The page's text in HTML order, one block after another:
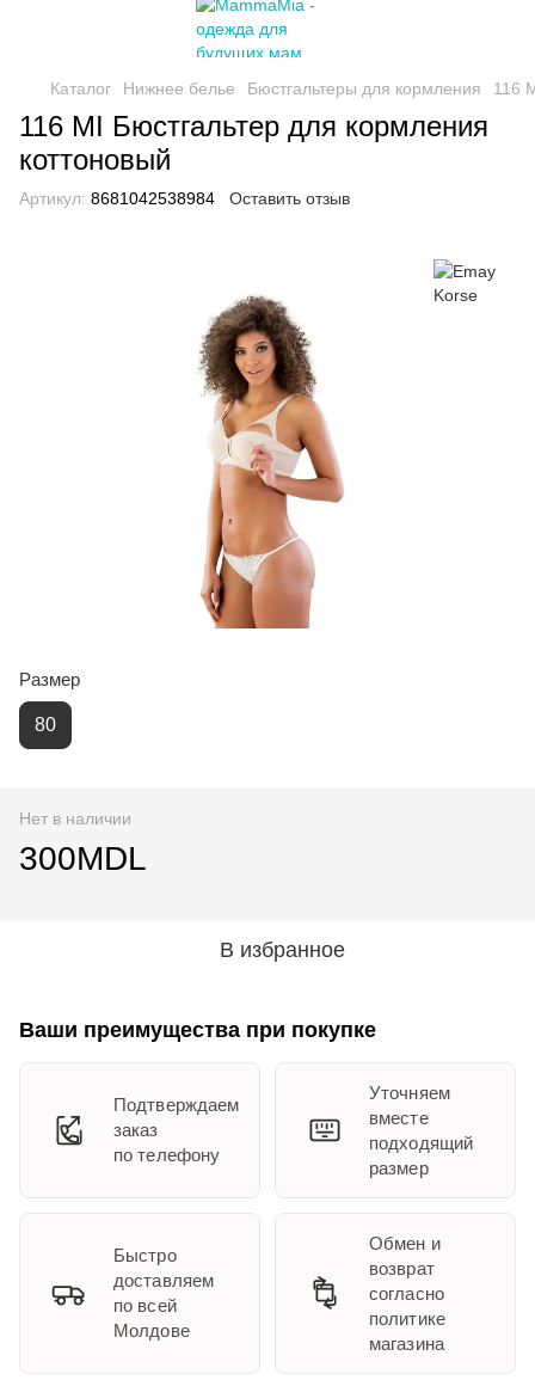
Каталог Нижнее белье Бюстгальтеры для кормления 116
116 MI Бюстгальтер для кормления
коттоновый
Артикул: 8681042538984 Оставить отзыв
Размер
80
Нет в наличии
300MDL
В избранное
Ваши преимущества при покупке
Подтверждаем
заказ
по телефону
Уточняем
вместе
подходящий
размер
Быстро
доставляем
по всей
Молдове
Обмен и
возврат
согласно
политике
магазина